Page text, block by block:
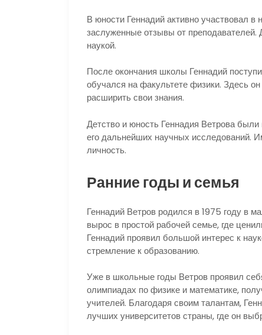
В юности Геннадий активно участвовал
заслуженные отзывы от преподавателей.
наукой.
После окончания школы Геннадий
обучался на факультете физики. Здесь
расширить свои знания.
Детство и юность Геннадия Ветрова
его дальнейших научных исследований.
личность.
Ранние годы и семья
Геннадий Ветров родился в 1975 году в
вырос в простой рабочей семье, где
Геннадий проявил большой интерес к
стремление к образованию.
Уже в школьные годы Ветров проявил
олимпиадах по физике и математике,
учителей. Благодаря своим талантам,
лучших университетов страны, где он